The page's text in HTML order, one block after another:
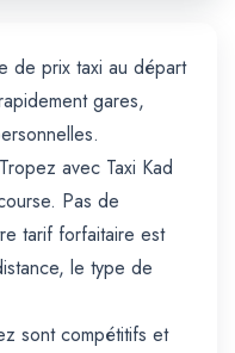
de prix taxi au départ
gares,
avec Taxi Kad
Pas de
tarif forfaitaire est
le type de
sont compétitifs et